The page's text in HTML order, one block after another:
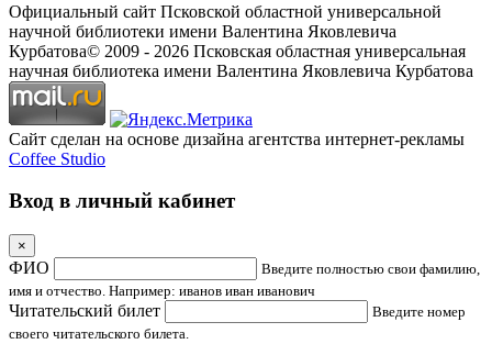
Официальный сайт Псковской областной универсальной
научной библиотеки имени Валентина Яковлевича
Курбатова© 2009 - 2026 Псковская областная универсальная
научная библиотека имени Валентина Яковлевича Курбатова
Сайт сделан на основе дизайна агентства интернет-рекламы
Coffee Studio
Вход в личный кабинет
×
ФИО
Введите полностью свои фамилию,
имя и отчество. Например: иванов иван иванович
Читательский билет
Введите номер
своего читательского билета.